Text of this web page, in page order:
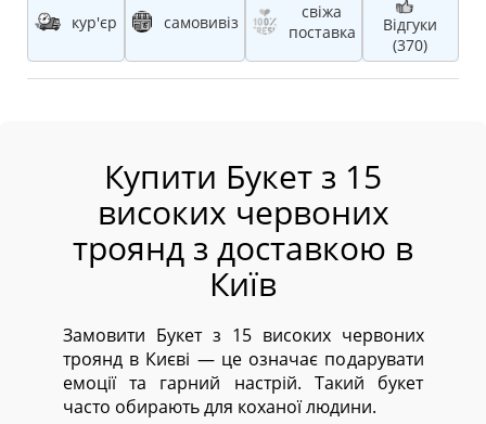
кур'єр самовивіз
свіжа
поставка
Відгуки
(370)
Купити Букет з 15
високих червоних
троянд з доставкою в
Київ
Замовити Букет з 15 високих червоних
троянд в Києві — це означає подарувати
емоції та гарний настрій. Такий букет
часто обирають для коханої людини.